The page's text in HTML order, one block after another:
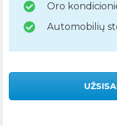
Oro
Automobilių